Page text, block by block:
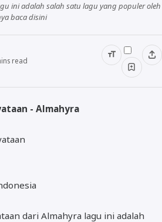
ini adalah salah satu lagu yang populer oleh
baca disini
read
- Almahyra
dari Almahyra lagu ini adalah